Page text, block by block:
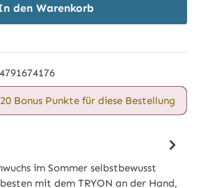
den Warenkorb
Bonus Punkte für diese Bestellung
im Sommer selbstbewusst
mit dem TRYON an der Hand,